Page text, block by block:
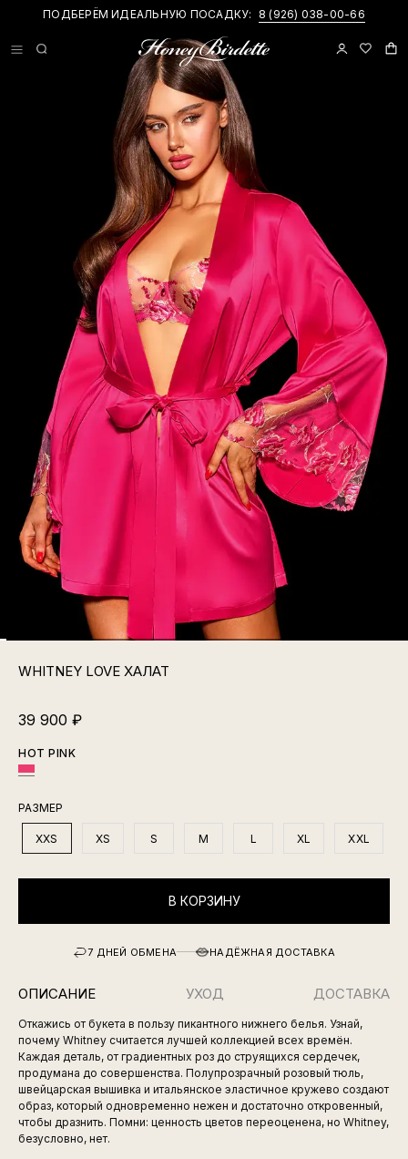
ПОДБЕРЁМ ИДЕАЛЬНУЮ ПОСАДКУ: 8 (926) 038-00-66
WHITNEY LOVE ХАЛАТ
39 900 ₽
HOT PINK
РАЗМЕР
XXS XS S M L XL XXL
В КОРЗИНУ
7 ДНЕЙ ОБМЕНА НАДЁЖНАЯ ДОСТАВКА
ОПИСАНИЕ УХОД ДОСТАВКА
Откажись от букета в пользу пикантного нижнего белья. Узнай,
почему Whitney считается лучшей коллекцией всех времён.
Каждая деталь, от градиентных роз до струящихся сердечек,
продумана до совершенства. Полупрозрачный розовый тюль,
швейцарская вышивка и итальянское эластичное кружево создают
образ, который одновременно нежен и достаточно откровенный,
чтобы дразнить. Помни: ценность цветов переоценена, но Whitney,
безусловно, нет.